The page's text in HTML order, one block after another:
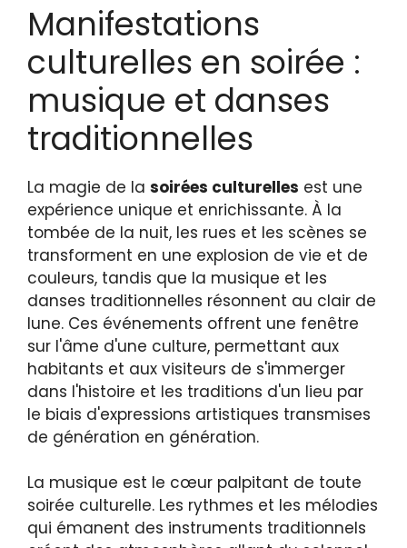
Manifestations
culturelles en soirée :
musique et danses
traditionnelles
La magie de la soirées culturelles est une
expérience unique et enrichissante. À la
tombée de la nuit, les rues et les scènes se
transforment en une explosion de vie et de
couleurs, tandis que la musique et les
danses traditionnelles résonnent au clair de
lune. Ces événements offrent une fenêtre
sur l'âme d'une culture, permettant aux
habitants et aux visiteurs de s'immerger
dans l'histoire et les traditions d'un lieu par
le biais d'expressions artistiques transmises
de génération en génération.
La musique est le cœur palpitant de toute
soirée culturelle. Les rythmes et les mélodies
qui émanent des instruments traditionnels